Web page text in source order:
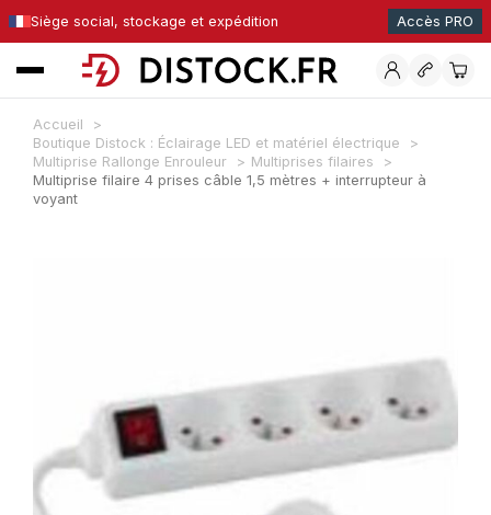
Siège social, stockage et expédition Accès PRO
Accueil
Boutique Distock : Éclairage LED et matériel électrique
Multiprise Rallonge Enrouleur
Multiprises filaires
Multiprise filaire 4 prises câble 1,5 mètres + interrupteur à
voyant